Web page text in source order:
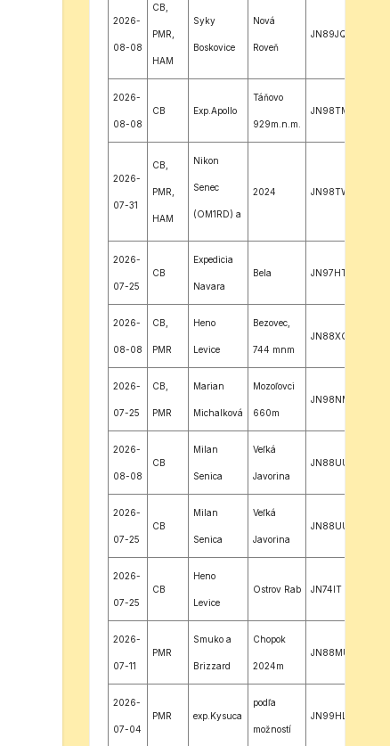
2026-
08-08
CB,
PMR,
HAM
Syky
Boskovice
Nová
Roveň
JN89JQ
2026-
08-08
CB Exp.Apollo
Táňovo
929m.n.m.
JN98TM
2026-
07-31
CB,
PMR,
HAM
Nikon
Senec
(OM1RD) a
Smuko
Bratislava
2024 JN98TW
2026-
07-25
CB
Expedicia
Navara
Bela JN97HT
2026-
08-08
CB,
PMR
Heno
Levice
Bezovec,
744 mnm
JN88XQ
2026-
07-25
CB,
PMR
Marian
Michalková
Mozoľovci
660m
JN98NM
2026-
08-08
CB
Milan
Senica
Veľká
Javorina
JN88UU
2026-
07-25
CB
Milan
Senica
Veľká
Javorina
JN88UU
2026-
07-25
CB
Heno
Levice
Ostrov Rab JN74IT
2026-
07-11
PMR
Smuko a
Brizzard
Chopok
2024m
JN88MU
2026-
07-04
PMR exp.Kysuca
podľa
možností
JN99HL